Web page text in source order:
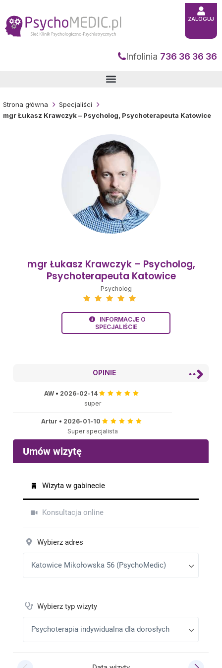
treści
Infolinia 736 36 36 36
ZALOGUJ
Strona główna
Specjaliści
mgr Łukasz Krawczyk – Psycholog, Psychoterapeuta Katowice
mgr Łukasz Krawczyk – Psycholog,
Psychoterapeuta Katowice
Psycholog
INFORMACJE O
SPECJALIŚCIE
OPINIE
AW • 2026-02-14
super
Artur • 2026-01-10
Super specjalista
zyx•2025-12-18
Bardzo polecam - pomaga się poukładać
Dobry specjalista, konkretny i życiowy.
Pomaga
Wspaniały fachowiec
2025-08-30
Miło spotkać na swojej drodze osobę z empatią
Artur•2025-07-20
Oby więcej takich fachowców
Filip•2025-05-20